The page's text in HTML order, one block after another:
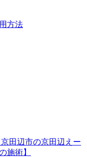
方法
京田辺市の京田辺えー
施術】